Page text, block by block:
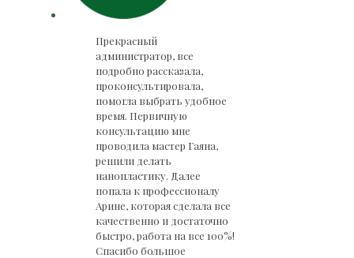
Прекрасный
администратор, все
подробно рассказала,
проконсультировала,
помогла выбрать удобное
время. Первичную
консультацию мне
проводила мастер Гаяна,
решили делать
нанопластику. Далее
попала к профессионалу
Арине, которая сделала все
качественно и достаточно
быстро, работа на все 100%!
Спасибо большое